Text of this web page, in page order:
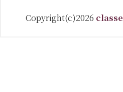
Copyright(c)2026 classe